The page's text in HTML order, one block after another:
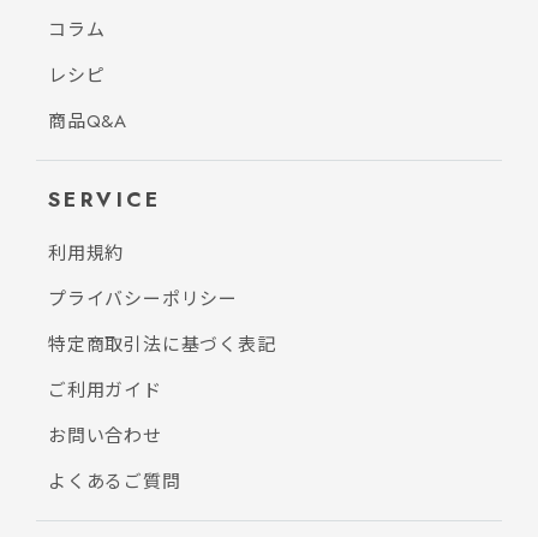
コラム
レシピ
商品Q&A
SERVICE
利用規約
プライバシーポリシー
特定商取引法に基づく表記
ご利用ガイド
お問い合わせ
よくあるご質問